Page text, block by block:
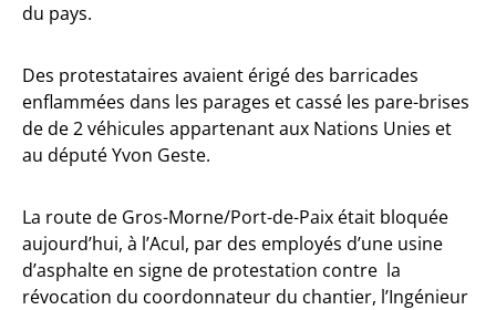
du pays.
Des protestataires avaient érigé des barricades
enflammées dans les parages et cassé les pare-brises
de de 2 véhicules appartenant aux Nations Unies et
au député Yvon Geste.
La route de Gros-Morne/Port-de-Paix était bloquée
aujourd’hui, à l’Acul, par des employés d’une usine
d’asphalte en signe de protestation contre la
révocation du coordonnateur du chantier, l’Ingénieur